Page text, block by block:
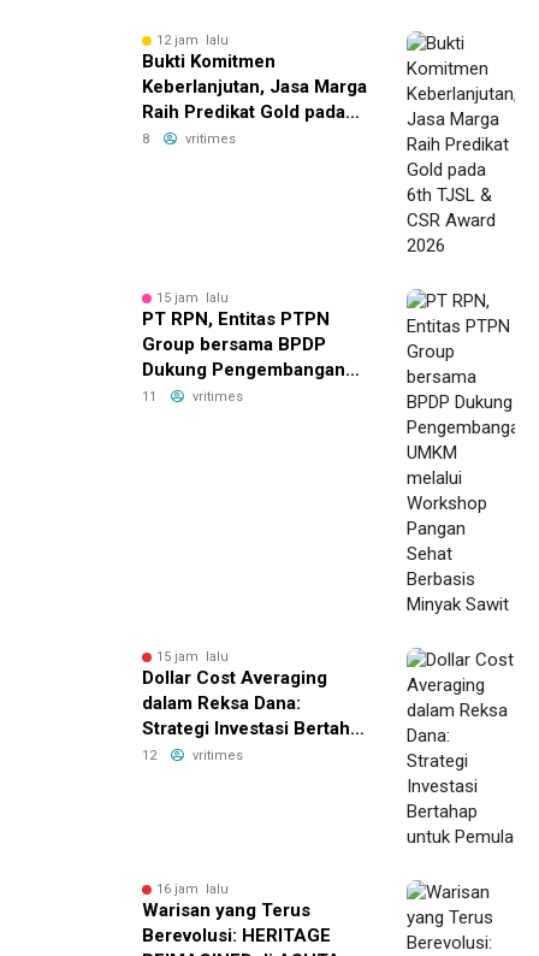
12 jam lalu
Bukti Komitmen
Keberlanjutan, Jasa Marga
Raih Predikat Gold pada
6th TJSL & CSR Award
8 vritimes
15 jam lalu
PT RPN, Entitas PTPN
Group bersama BPDP
Dukung Pengembangan
UMKM melalui Workshop
11 vritimes
15 jam lalu
Dollar Cost Averaging
dalam Reksa Dana:
Strategi Investasi Bertahap
untuk Pemula
12 vritimes
16 jam lalu
Warisan yang Terus
Berevolusi: HERITAGE